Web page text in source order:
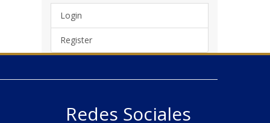
Login
Register
Redes Sociales